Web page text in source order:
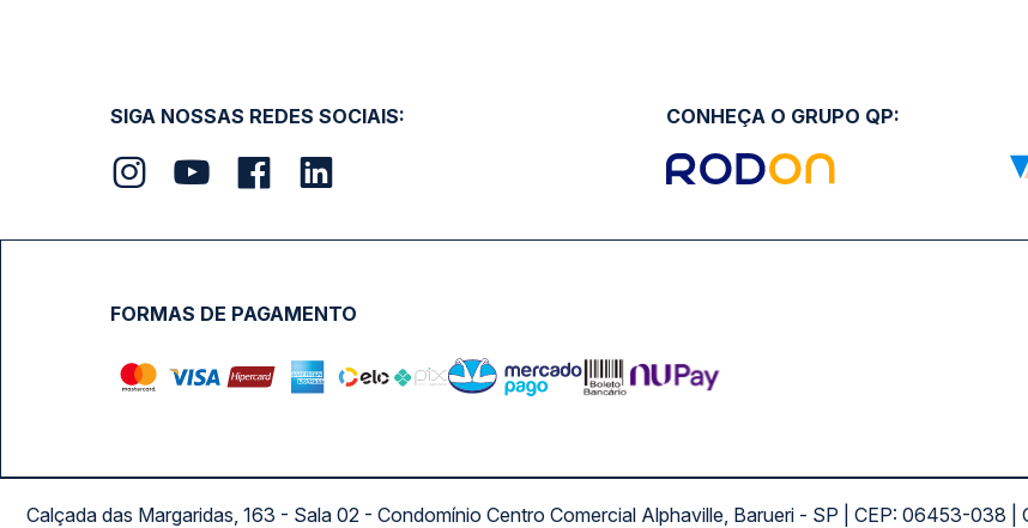
SIGA NOSSAS REDES SOCIAIS: CONHEÇA O GRUPO QP:
FORMAS DE PAGAMENTO
Calçada das Margaridas, 163 - Sala 02 - Condomínio Centro Comercial Alphaville, Barueri - SP | CEP: 06453-038